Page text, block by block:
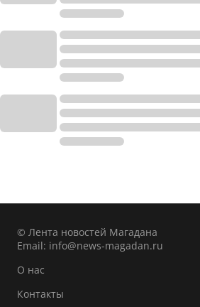
© Лента новостей Магадана
Email: info@news-magadan.ru
О нас
Контакты